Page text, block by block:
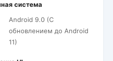
система
Android 9.0 (С
обновлением до Android
11)